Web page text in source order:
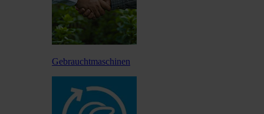
Gebrauchtmaschinen